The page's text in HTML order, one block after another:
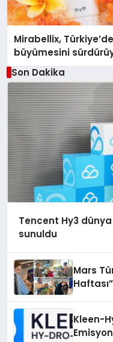
Mirabellix,
büyümesini
Son Dakika
Tencent Hy3
sunuldu
Mars
Kleen-